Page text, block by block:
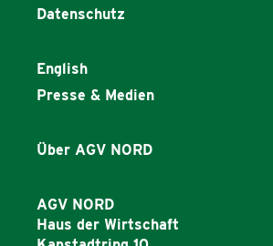
Datenschutz
English
Presse & Medien
Über AGV NORD
AGV NORD
Haus der Wirtschaft